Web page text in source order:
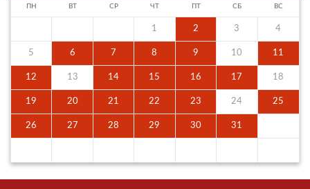
ПН ВТ СР ЧТ ПТ СБ ВС
1 2 3 4
5 6 7 8 9 10 11
12 13 14 15 16 17 18
19 20 21 22 23 24 25
26 27 28 29 30 31